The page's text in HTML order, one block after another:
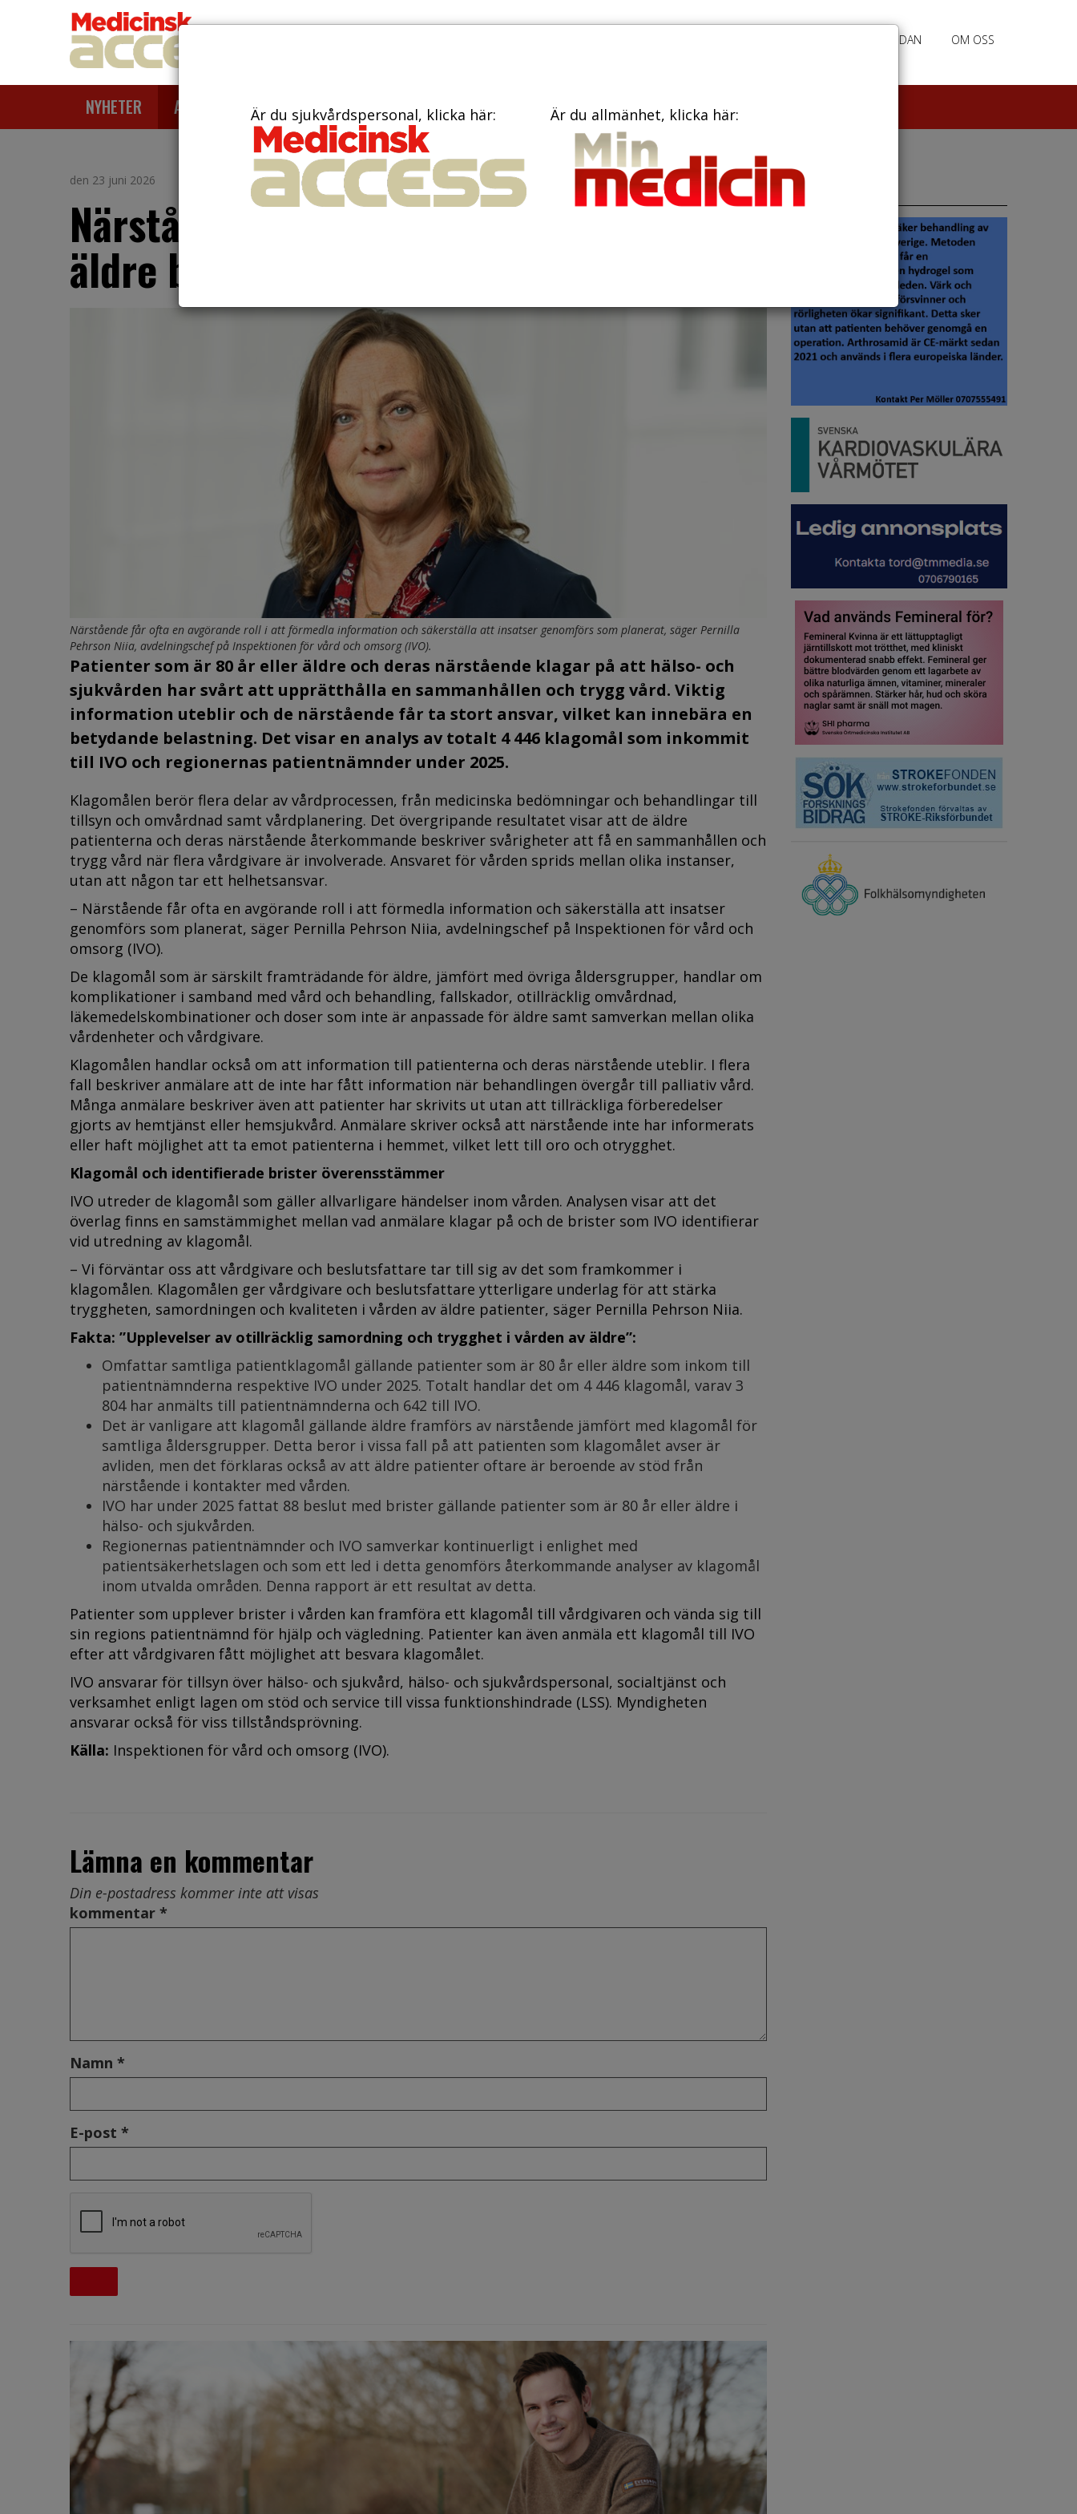
ANNONSERING HEMSIDAN OM OSS
NYHETER ARTIKLAR AKTUELLT TIDNINGAR BÖCKER KONTAKT
den 23 juni 2026
Närstående får ta stort ansvar när
äldre behöver vård
Närstående får ofta en avgörande roll i att förmedla information och säkerställa att insatser genomförs som planerat, säger Pernilla
Pehrson Niia, avdelningschef på Inspektionen för vård och omsorg (IVO).
Patienter som är 80 år eller äldre och deras närstående klagar på att hälso- och
sjukvården har svårt att upprätthålla en sammanhållen och trygg vård. Viktig
information uteblir och de närstående får ta stort ansvar, vilket kan innebära en
betydande belastning. Det visar en analys av totalt 4 446 klagomål som inkommit
till IVO och regionernas patientnämnder under 2025.
Klagomålen berör flera delar av vårdprocessen, från medicinska bedömningar och behandlingar till
tillsyn och omvårdnad samt vårdplanering. Det övergripande resultatet visar att de äldre
patienterna och deras närstående återkommande beskriver svårigheter att få en sammanhållen och
trygg vård när flera vårdgivare är involverade. Ansvaret för vården sprids mellan olika instanser,
utan att någon tar ett helhetsansvar.
– Närstående får ofta en avgörande roll i att förmedla information och säkerställa att insatser
genomförs som planerat, säger Pernilla Pehrson Niia, avdelningschef på Inspektionen för vård och
omsorg (IVO).
De klagomål som är särskilt framträdande för äldre, jämfört med övriga åldersgrupper, handlar om
komplikationer i samband med vård och behandling, fallskador, otillräcklig omvårdnad,
läkemedelskombinationer och doser som inte är anpassade för äldre samt samverkan mellan olika
vårdenheter och vårdgivare.
Klagomålen handlar också om att information till patienterna och deras närstående uteblir. I flera
fall beskriver anmälare att de inte har fått information när behandlingen övergår till palliativ vård.
Många anmälare beskriver även att patienter har skrivits ut utan att tillräckliga förberedelser
gjorts av hemtjänst eller hemsjukvård. Anmälare skriver också att närstående inte har informerats
eller haft möjlighet att ta emot patienterna i hemmet, vilket lett till oro och otrygghet.
Klagomål och identifierade brister överensstämmer
IVO utreder de klagomål som gäller allvarligare händelser inom vården. Analysen visar att det
överlag finns en samstämmighet mellan vad anmälare klagar på och de brister som IVO identifierar
vid utredning av klagomål.
– Vi förväntar oss att vårdgivare och beslutsfattare tar till sig av det som framkommer i
klagomålen. Klagomålen ger vårdgivare och beslutsfattare ytterligare underlag för att stärka
tryggheten, samordningen och kvaliteten i vården av äldre patienter, säger Pernilla Pehrson Niia.
Fakta: ”Upplevelser av otillräcklig samordning och trygghet i vården av äldre”:
Omfattar samtliga patientklagomål gällande patienter som är 80 år eller äldre som inkom till
patientnämnderna respektive IVO under 2025. Totalt handlar det om 4 446 klagomål, varav 3
804 har anmälts till patientnämnderna och 642 till IVO.
Det är vanligare att klagomål gällande äldre framförs av närstående jämfört med klagomål för
samtliga åldersgrupper. Detta beror i vissa fall på att patienten som klagomålet avser är
avliden, men det förklaras också av att äldre patienter oftare är beroende av stöd från
närstående i kontakter med vården.
IVO har under 2025 fattat 88 beslut med brister gällande patienter som är 80 år eller äldre i
hälso- och sjukvården.
Regionernas patientnämnder och IVO samverkar kontinuerligt i enlighet med
patientsäkerhetslagen och som ett led i detta genomförs återkommande analyser av klagomål
inom utvalda områden. Denna rapport är ett resultat av detta.
Patienter som upplever brister i vården kan framföra ett klagomål till vårdgivaren och vända sig till
sin regions patientnämnd för hjälp och vägledning. Patienter kan även anmäla ett klagomål till IVO
efter att vårdgivaren fått möjlighet att besvara klagomålet.
IVO ansvarar för tillsyn över hälso- och sjukvård, hälso- och sjukvårdspersonal, socialtjänst och
verksamhet enligt lagen om stöd och service till vissa funktionshindrade (LSS). Myndigheten
ansvarar också för viss tillståndsprövning.
Källa: Inspektionen för vård och omsorg (IVO).
Lämna en kommentar
Din e-postadress kommer inte att visas
kommentar *
Namn *
E-post *
Annonser
Är du sjukvårdspersonal, klicka här: Är du allmänhet, klicka här: